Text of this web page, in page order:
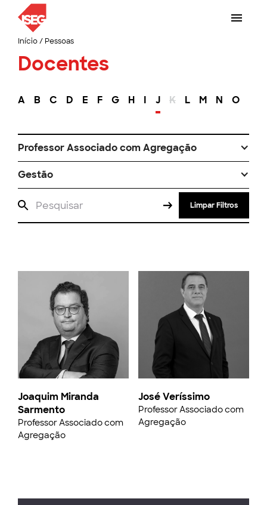
Início/ Pessoas
Docentes
A B C D E F G H I J K L M N O
Professor Associado com Agregação
Gestão
Limpar Filtros
Joaquim Miranda
Sarmento
Professor Associado com
Agregação
José Veríssimo
Professor Associado com
Agregação